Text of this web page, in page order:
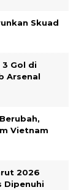
Skuad
Gol di
Arsenal
Vietnam
2026
Dipenuhi